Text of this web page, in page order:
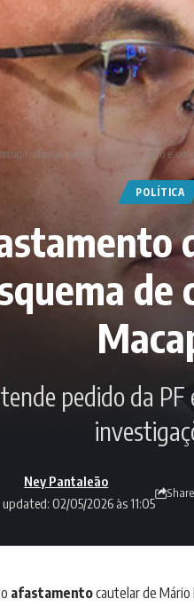
afastamento de vice-prefeito e
POLÍTICA
pedido da
02/05/2026 às 11:05
Ney Pantaleão
Share
afastamentocautelar de Mário